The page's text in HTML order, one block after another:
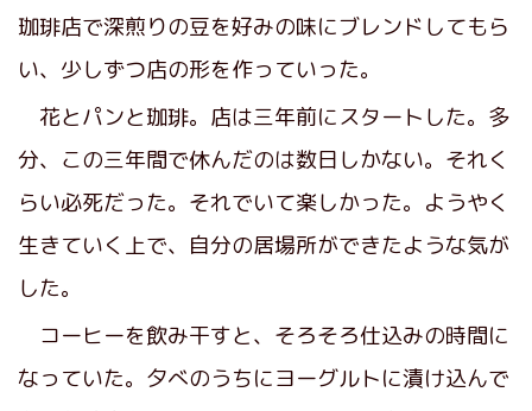
珈琲店で深煎りの豆を好みの味にブレンドしてもら
い、少しずつ店の形を作っていった。
花とパンと珈琲。店は三年前にスタートした。多
分、この三年間で休んだのは数日しかない。それく
らい必死だった。それでいて楽しかった。ようやく
生きていく上で、自分の居場所ができたような気が
した。
コーヒーを飲み干すと、そろそろ仕込みの時間に
なっていた。夕べのうちにヨーグルトに漬け込んで